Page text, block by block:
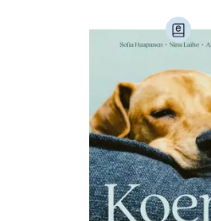
Audioperioodika
Filoloogia (121)
Geograafia (65)
Ilukirjandus (4254)
Kodu ja aed
Krimi ja põnevik